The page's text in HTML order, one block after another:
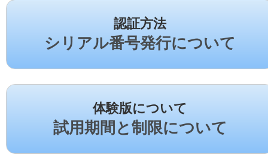
認証方法
シリアル番号発行について
体験版について
試用期間と制限について